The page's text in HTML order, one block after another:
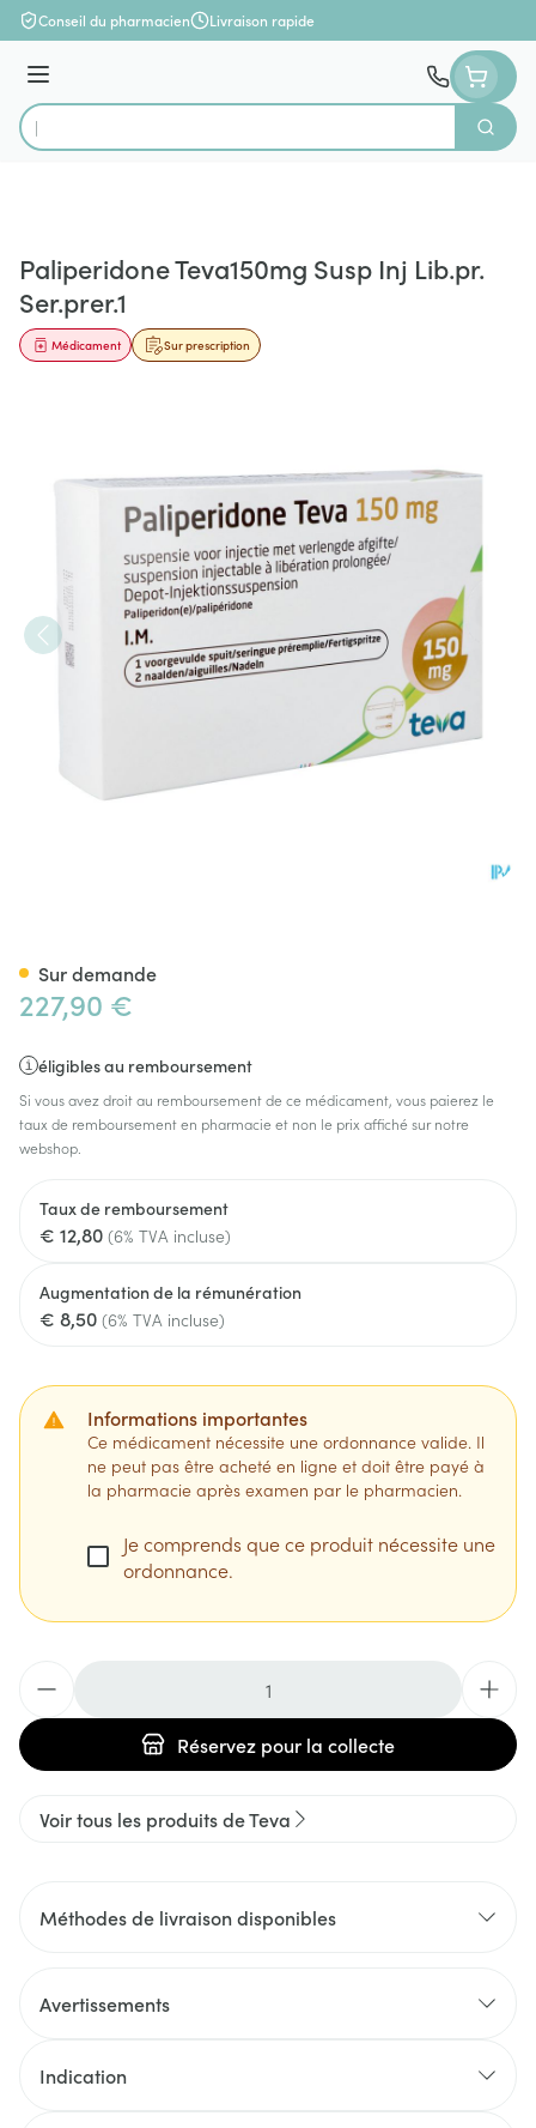
Aller au contenu
Conseil du pharmacien Livraison rapide
Menu
Rechercher
Paliperidone Teva150mg Susp Inj Lib.pr.
Ser.prer.1
Sur prescription
Médicament
227,90 €
éligibles au remboursement
Si vous avez droit au remboursement de ce médicament, vous paierez le
taux de remboursement en pharmacie et non le prix affiché sur notre
webshop.
Taux de remboursement
€ 12,80 (6% TVA incluse)
Augmentation de la rémunération
€ 8,50 (6% TVA incluse)
Informations importantes
Ce médicament nécessite une ordonnance valide. Il
ne peut pas être acheté en ligne et doit être payé à
la pharmacie après examen par le pharmacien.
Je comprends que ce produit nécessite une
ordonnance.
Réservez pour la collecte
Sur demande
Voir tous les produits de Teva
Méthodes de livraison disponibles
Avertissements
Indication